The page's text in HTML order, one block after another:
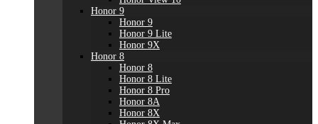
Honor 9
Honor 9
Honor 9 Lite
Honor 9X
Honor 8
Honor 8
Honor 8 Lite
Honor 8 Pro
Honor 8A
Honor 8X